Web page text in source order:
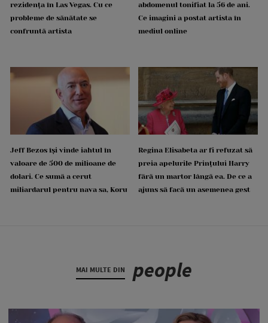
rezidența în Las Vegas. Cu ce
probleme de sănătate se
confruntă artista
abdomenul tonifiat la 56 de ani.
Ce imagini a postat artista în
mediul online
Jeff Bezos își vinde iahtul în
valoare de 500 de milioane de
dolari. Ce sumă a cerut
miliardarul pentru nava sa, Koru
Regina Elisabeta ar fi refuzat să
preia apelurile Prințului Harry
fără un martor lângă ea. De ce a
ajuns să facă un asemenea gest
MAI MULTE DIN people